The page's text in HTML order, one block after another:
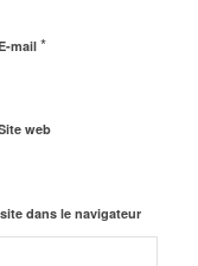
mail*
web
dans le navigateur